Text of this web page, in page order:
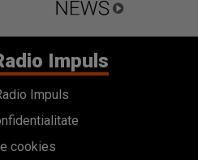
Impuls
Impuls
cookies